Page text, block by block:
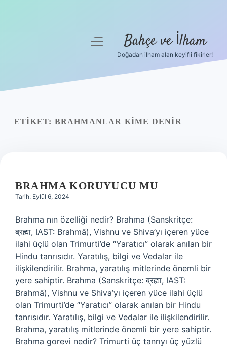
Yasal Uyarı
menüyü
Bahçe ve İlham
Doğadan ilham alan keyifli fikirler!
ETIKET: BRAHMANLAR KIME DENIR
BRAHMA KORUYUCU MU
Tarih: Eylül 6, 2024
Brahma nın özelliği nedir? Brahma (Sanskritçe:
ब्रह्मा, IAST: Brahmā), Vishnu ve Shiva’yı içeren yüce
ilahi üçlü olan Trimurti’de “Yaratıcı” olarak anılan bir
Hindu tanrısıdır. Yaratılış, bilgi ve Vedalar ile
ilişkilendirilir. Brahma, yaratılış mitlerinde önemli bir
yere sahiptir. Brahma (Sanskritçe: ब्रह्मा, IAST:
Brahmā), Vishnu ve Shiva’yı içeren yüce ilahi üçlü
olan Trimurti’de “Yaratıcı” olarak anılan bir Hindu
tanrısıdır. Yaratılış, bilgi ve Vedalar ile ilişkilendirilir.
Brahma, yaratılış mitlerinde önemli bir yere sahiptir.
Brahma gorevi nedir? Trimurti üç tanrıyı üç yüzlü